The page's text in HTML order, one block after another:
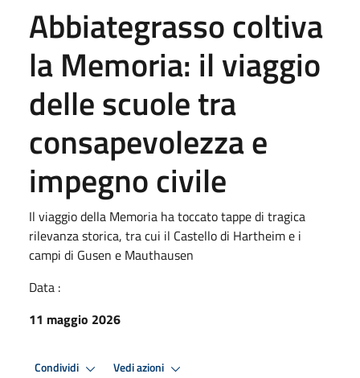
Abbiategrasso coltiva
la Memoria: il viaggio
delle scuole tra
consapevolezza e
impegno civile
Il viaggio della Memoria ha toccato tappe di tragica
rilevanza storica, tra cui il Castello di Hartheim e i
campi di Gusen e Mauthausen
Data :
11 maggio 2026
Condividi Vedi azioni